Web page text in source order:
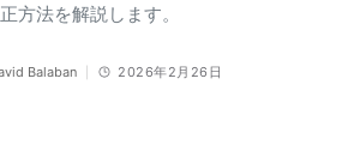
方法を解説します。
Balaban 2026年2月26日